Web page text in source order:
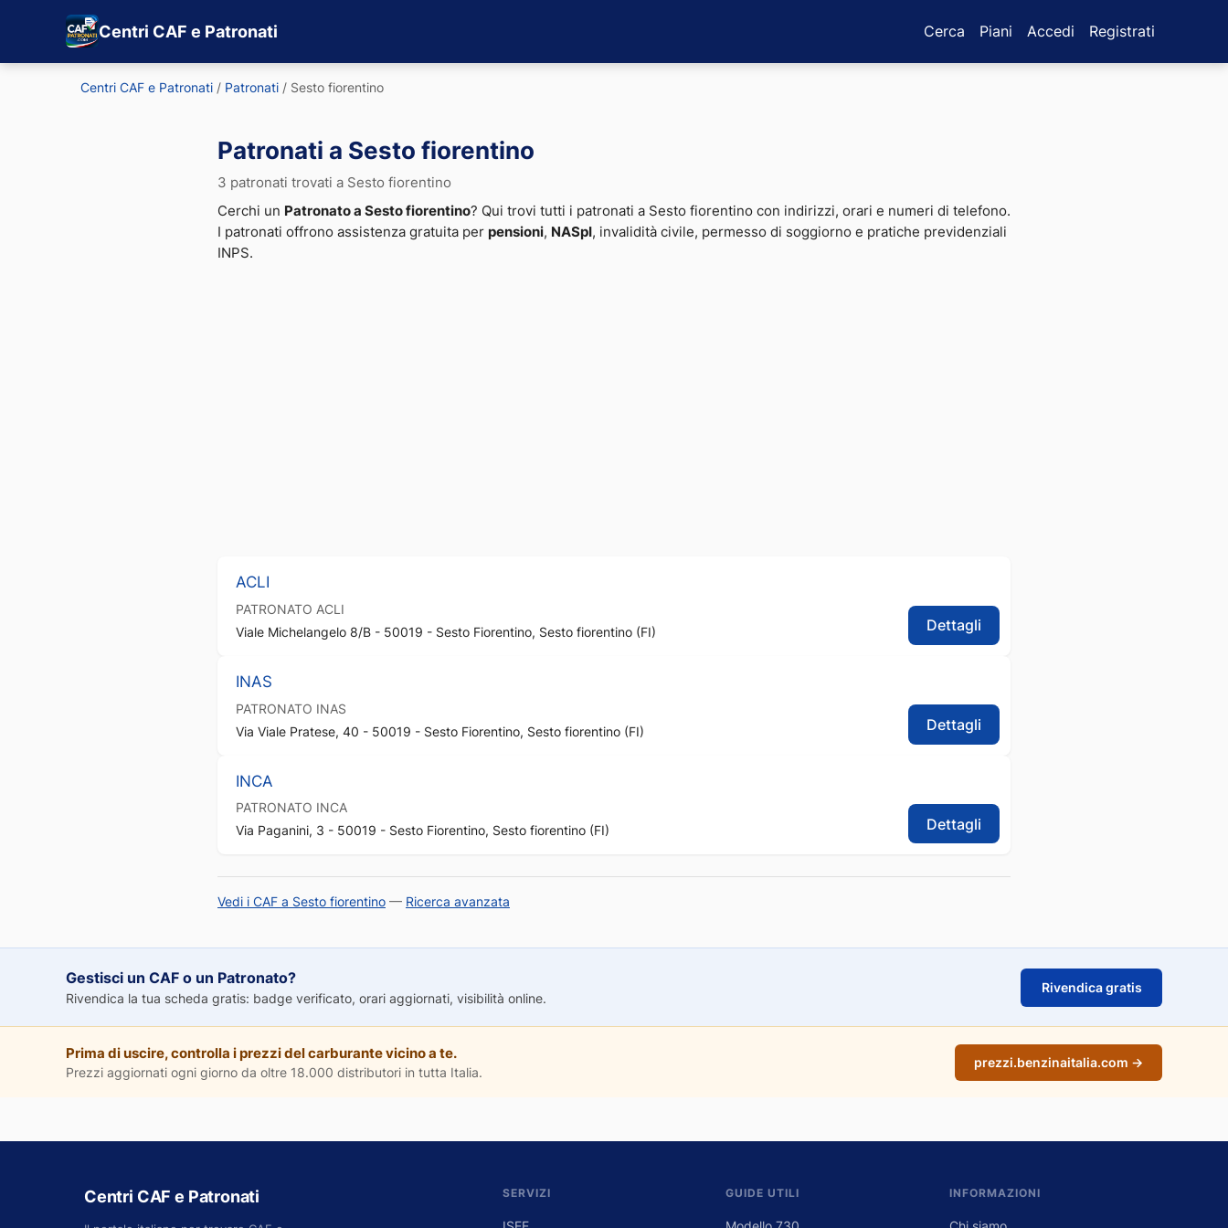
Centri CAF e Patronati Cerca Piani Accedi Registrati
Centri CAF e Patronati / Patronati / Sesto fiorentino
Patronati a Sesto fiorentino
3 patronati trovati a Sesto fiorentino
Cerchi un Patronato a Sesto fiorentino? Qui trovi tutti i patronati a Sesto fiorentino con indirizzi, orari e numeri di telefono.
I patronati offrono assistenza gratuita per pensioni, NASpI , invalidità civile, permesso di soggiorno e pratiche previdenziali
INPS.
ACLI
PATRONATO ACLI
Viale Michelangelo 8/B - 50019 - Sesto Fiorentino, Sesto fiorentino (FI)
Dettagli
INAS
PATRONATO INAS
Via Viale Pratese, 40 - 50019 - Sesto Fiorentino, Sesto fiorentino (FI)
Dettagli
INCA
PATRONATO INCA
Via Paganini, 3 - 50019 - Sesto Fiorentino, Sesto fiorentino (FI)
Dettagli
Vedi i CAF a Sesto fiorentino — Ricerca avanzata
Gestisci un CAF o un Patronato?
Rivendica la tua scheda gratis: badge verificato, orari aggiornati, visibilità online.
Rivendica gratis
Prima di uscire, controlla i prezzi del carburante vicino a te.
Prezzi aggiornati ogni giorno da oltre 18.000 distributori in tutta Italia.
prezzi.benzinaitalia.com →
Centri CAF e Patronati SERVIZI GUIDE UTILI INFORMAZIONI